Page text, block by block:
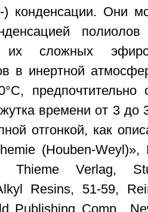
) конденсации. Они
их сложных
в инертной
времени от 3 до
отгонкой, как
(Houben-
Thieme Verlag,
Resins, 51-59,
Publishing Comp.,